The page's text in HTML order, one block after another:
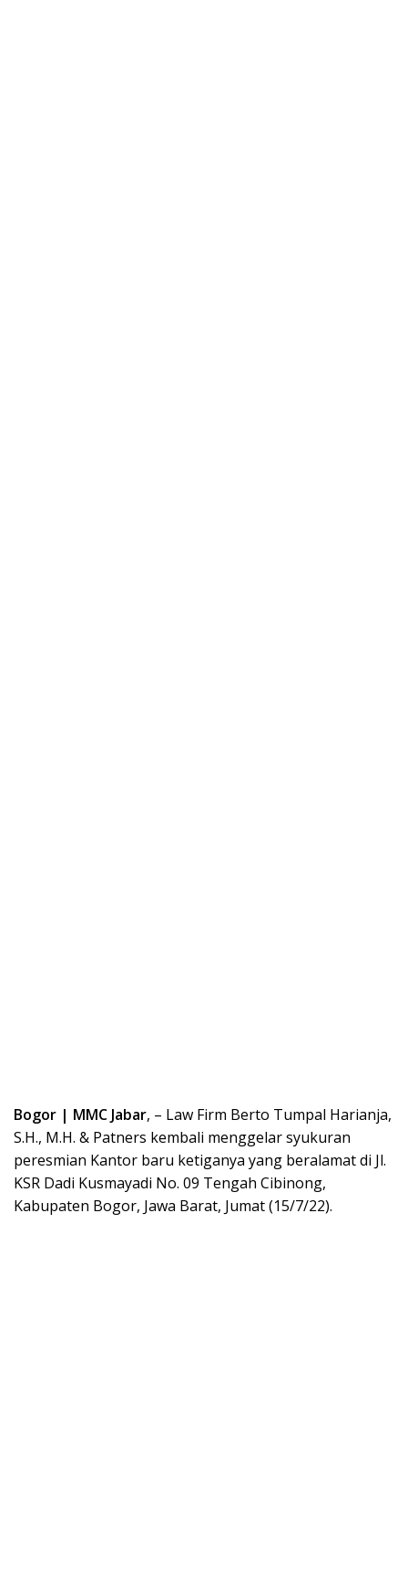
Bogor | MMC Jabar, – Law Firm Berto Tumpal Harianja,
S.H., M.H. & Patners kembali menggelar syukuran
peresmian Kantor baru ketiganya yang beralamat di Jl.
KSR Dadi Kusmayadi No. 09 Tengah Cibinong,
Kabupaten Bogor, Jawa Barat, Jumat (15/7/22).